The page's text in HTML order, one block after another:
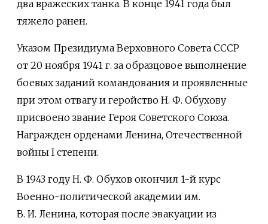
два вражеских танка. В конце 1941 года был
тяжело ранен.
Указом Президиума Верховного Совета СССР
от 20 ноября 1941 г. за образцовое выполнение
боевых заданий командования и проявленные
при этом отвагу и геройство Н. Ф. Обухову
присвоено звание Героя Советского Союза.
Награжден орденами Ленина, Отечественной
войны I степени.
B 1943 году Н. Ф. Обухов окончил 1-й курс
Военно-политической академии им.
В. И. Ленина, которая после эвакуации из